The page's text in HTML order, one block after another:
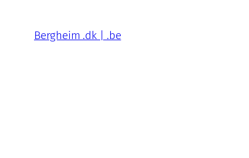
content
Bergheim .dk | .be